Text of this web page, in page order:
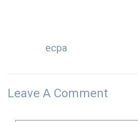
ecpa
Leave A Comment